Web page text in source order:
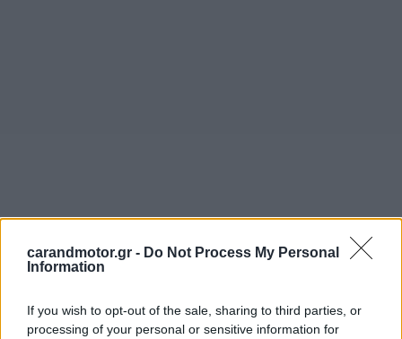
carandmotor.gr - Do Not Process My Personal
Information
If you wish to opt-out of the sale, sharing to third parties, or
processing of your personal or sensitive information for
«Η νέα επένδυση δεν θα ενισχύσει μόνο τη θέση μας στην
καταπολεμήσουν την κρίση που έχει δημιουργηθεί στην